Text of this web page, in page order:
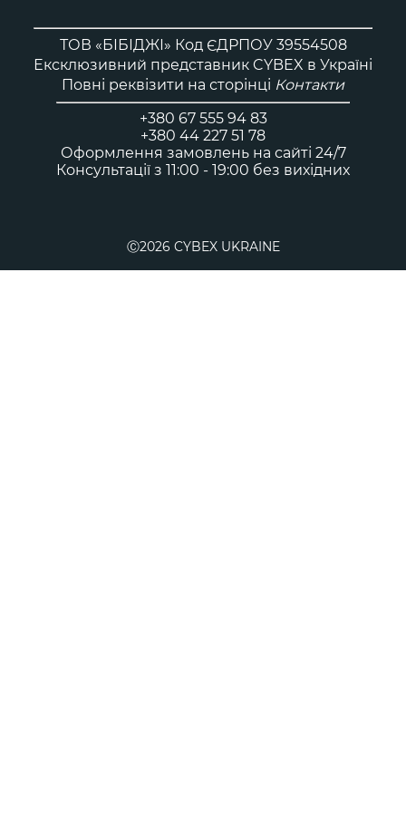
ТОВ «БІБІДЖІ» Код ЄДРПОУ 39554508
Ексклюзивний представник CYBEX в Україні
Повні реквізити на сторінці Контакти
+380 67 555 94 83
+380 44 227 51 78
Оформлення замовлень на сайті 24/7
Консультації з 11:00 - 19:00 без вихідних
Ⓒ2026 CYBEX UKRAINE